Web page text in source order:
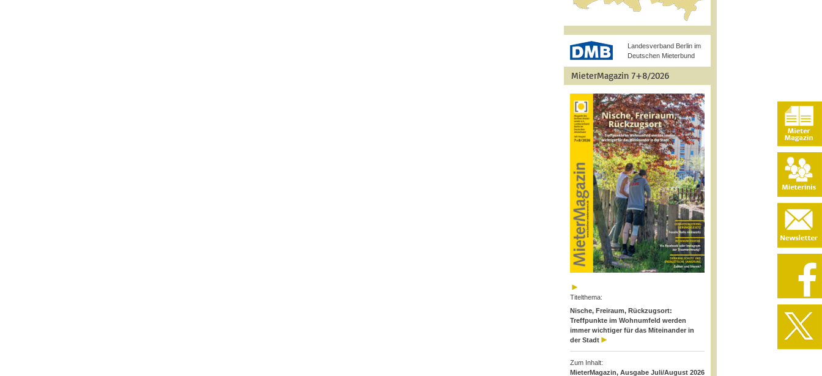
Landesverband Berlin im
Deutschen Mieterbund
MieterMagazin 7+8/2026
Titelthema:
Nische, Freiraum, Rückzugsort:
Treffpunkte im Wohnumfeld werden
immer wichtiger für das Miteinander in
der Stadt
Zum Inhalt:
MieterMagazin, Ausgabe Juli/August 2026